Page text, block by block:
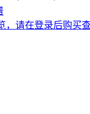
，请在登录后购买